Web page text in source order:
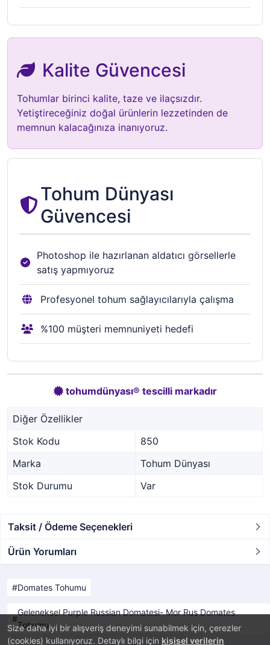
Size daha iyi bir alışveriş deneyimi sunabilmek için, çerezler
(cookies) kullanıyoruz. Detaylı bilgi için kişisel verilerin
Kalite Güvencesi
Tohumlar birinci kalite, taze ve ilaçsızdır.
Yetiştireceğiniz doğal ürünlerin lezzetinden de
memnun kalacağınıza inanıyoruz.
Tohum Dünyası
Güvencesi
Photoshop ile hazırlanan aldatıcı görsellerle
satış yapmıyoruz
Profesyonel tohum sağlayıcılarıyla çalışma
%100 müşteri memnuniyeti hedefi
tohumdünyası® tescilli markadır
Diğer Özellikler
Stok Kodu
850
Marka
Tohum Dünyası
Stok Durumu
Var
Taksit / Ödeme Seçenekleri
Ürün Yorumları
Domates Tohumu
Geleneksel Purple Russian Domatesi- Mor Rus Domates
Tohumu